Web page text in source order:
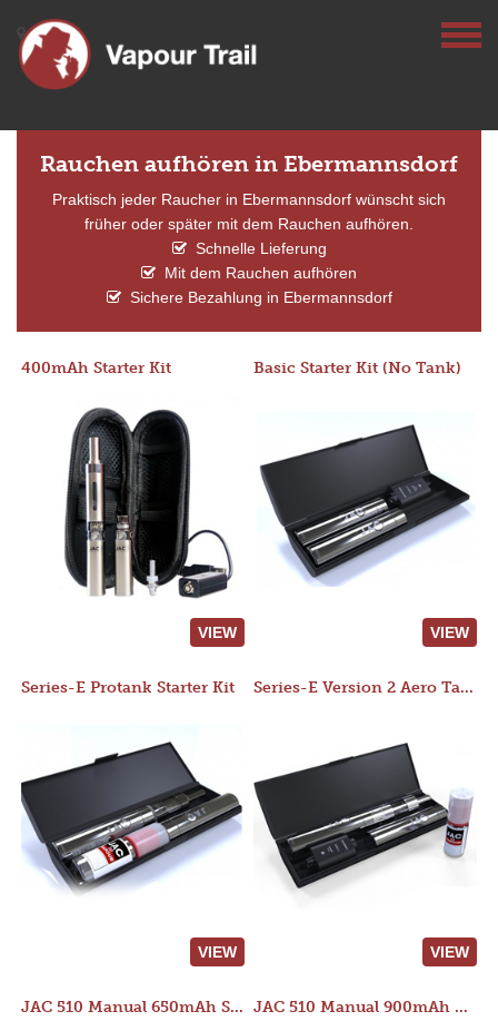
Rauchen aufhören in Ebermannsdorf
Praktisch jeder Raucher in Ebermannsdorf wünscht sich
früher oder später mit dem Rauchen aufhören.
Schnelle Lieferung
Mit dem Rauchen aufhören
Sichere Bezahlung in Ebermannsdorf
400mAh Starter Kit
VIEW
Basic Starter Kit (No Tank)
VIEW
Series-E Protank Starter Kit
VIEW
Series-E Version 2 Aero Tank Starter Kit
VIEW
JAC 510 Manual 650mAh Starter Kit JAC 510 Manual 900mAh Starter Kit